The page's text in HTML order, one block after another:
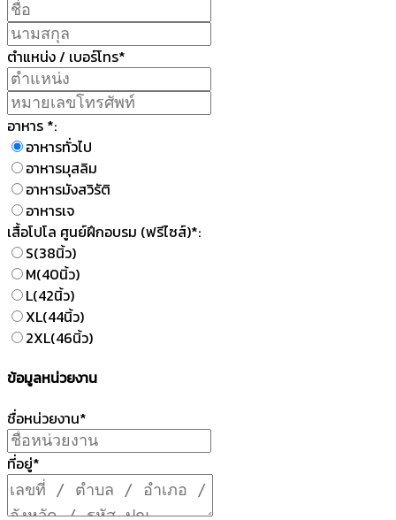
ตำแหน่ง / เบอร์โทร*
อาหาร *:
อาหารทั่วไป
อาหารมุสลิม
อาหารมังสวิรัติ
อาหารเจ
เสื้อโปโล ศูนย์ฝึกอบรม (ฟรีไซส์)*:
S(38นิ้ว)
M(40นิ้ว)
L(42นิ้ว)
XL(44นิ้ว)
2XL(46นิ้ว)
ข้อมูลหน่วยงาน
ชื่อหน่วยงาน*
ที่อยู่*